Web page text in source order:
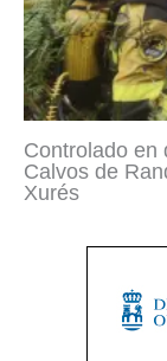
Controlado en
Calvos de
Xurés